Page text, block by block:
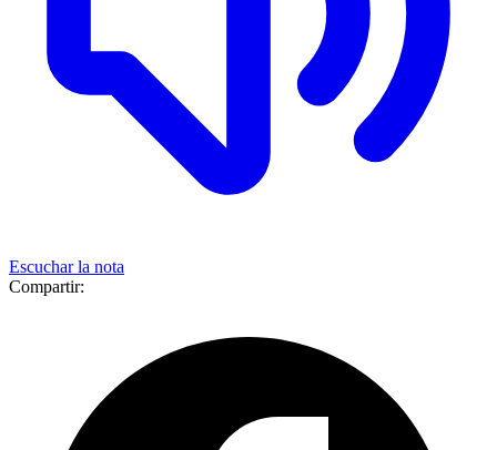
Escuchar la nota
Compartir: